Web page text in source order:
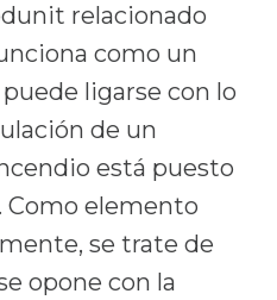
relacionado
como un
ligarse con lo
de un
está puesto
Como elemento
se trate de
opone con la